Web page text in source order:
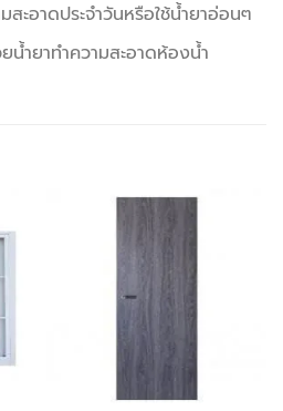
สะอาดประจำวันหรือใช้น้ำยาอ่อนๆ
น้ำยาทำความสะอาดห้องน้ำ